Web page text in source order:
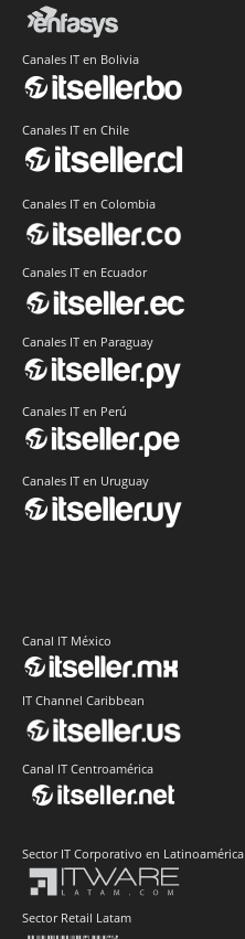
Canales IT en Bolivia
Canales IT en Chile
Canales IT en Colombia
Canales IT en Ecuador
Canales IT en Paraguay
Canales IT en Perú
Canales IT en Uruguay
Canal IT México
IT Channel Caribbean
Canal IT Centroamérica
Sector IT Corporativo en Latinoamérica
Sector Retail Latam